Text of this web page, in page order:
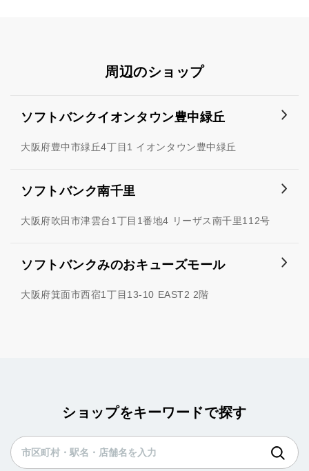
周辺のショップ
ソフトバンクイオンタウン豊中緑丘
大阪府豊中市緑丘4丁目1 イオンタウン豊中緑丘
ソフトバンク南千里
大阪府吹田市津雲台1丁目1番地4 リーザス南千里112号
ソフトバンクみのおキューズモール
大阪府箕面市西宿1丁目13-10 EAST2 2階
ショップをキーワードで探す